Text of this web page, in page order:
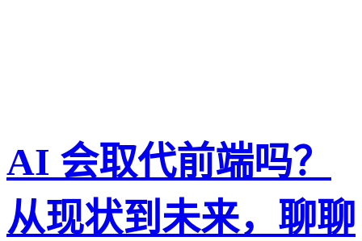
AI 会取代前端吗？
从现状到未来，聊聊